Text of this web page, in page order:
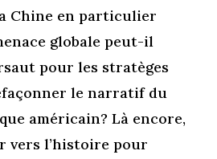
Chine en particulier
globale peut-il
pour les stratèges
le narratif du
américain? Là encore,
vers l’histoire pour